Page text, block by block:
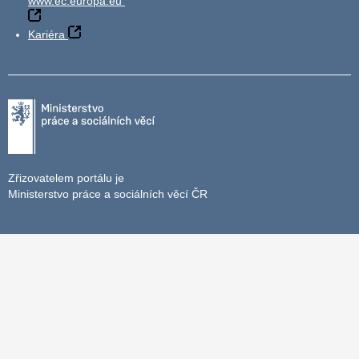
Kariéra
Zřizovatelem portálu je
Ministerstvo práce a sociálních věcí ČR